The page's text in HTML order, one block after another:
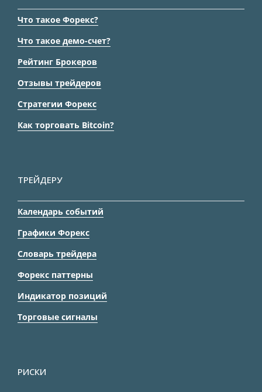
Что такое Форекс?
Что такое демо-счет?
Рейтинг Брокеров
Отзывы трейдеров
Стратегии Форекс
Как торговать Bitcoin?
ТРЕЙДЕРУ
Календарь событий
Графики Форекс
Словарь трейдера
Форекс паттерны
Индикатор позиций
Торговые сигналы
РИСКИ